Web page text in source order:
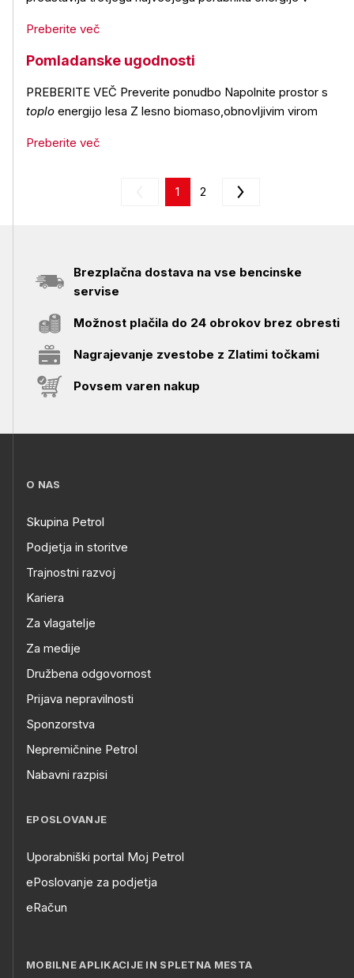
Preberite več
Pomladanske ugodnosti
PREBERITE VEČ Preverite ponudbo Napolnite prostor s
toplo energijo lesa Z lesno biomaso,obnovljivim virom
Preberite več
1 2
Brezplačna dostava na vse bencinske
servise
Možnost plačila do 24 obrokov brez obresti
Nagrajevanje zvestobe z Zlatimi točkami
Povsem varen nakup
O NAS
Skupina Petrol
Podjetja in storitve
Trajnostni razvoj
Kariera
Za vlagatelje
Za medije
Družbena odgovornost
Prijava nepravilnosti
Sponzorstva
Nepremičnine Petrol
Nabavni razpisi
EPOSLOVANJE
Uporabniški portal Moj Petrol
ePoslovanje za podjetja
eRačun
MOBILNE APLIKACIJE IN SPLETNA MESTA